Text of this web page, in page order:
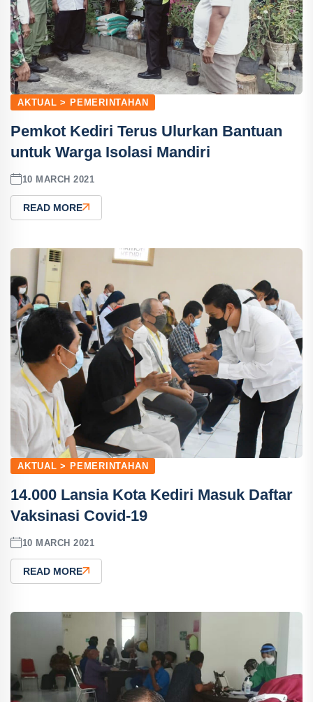
AKTUAL > PEMERINTAHAN
Pemkot Kediri Terus Ulurkan Bantuan
untuk Warga Isolasi Mandiri
10 MARCH 2021
READ MORE
AKTUAL > PEMERINTAHAN
14.000 Lansia Kota Kediri Masuk Daftar
Vaksinasi Covid-19
10 MARCH 2021
READ MORE